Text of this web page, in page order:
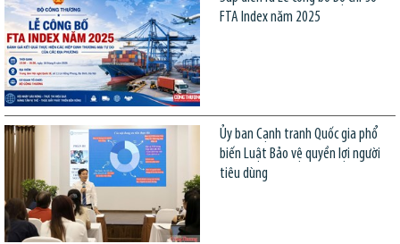
FTA Index năm 2025
Ủy ban Cạnh tranh Quốc gia phổ
biến Luật Bảo vệ quyền lợi người
tiêu dùng